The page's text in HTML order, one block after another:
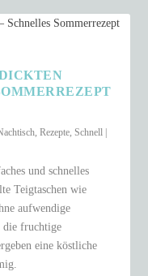
K
M
,Rezepte,Schnell
und schnelles
Teigtaschen wie
aufwendige
die fruchtige
eine köstliche